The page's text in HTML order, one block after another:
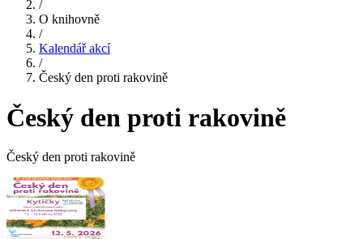
/
O knihovně
/
Kalendář akcí
/
Český den proti rakovině
Český den proti rakovině
Český den proti rakovině